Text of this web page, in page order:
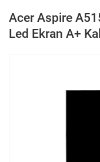
Acer Aspire
Led Ekran A+